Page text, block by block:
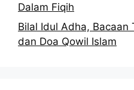
Dalam Fiqih
Bilal Idul Adha, Bacaan
dan Doa Qowil Islam